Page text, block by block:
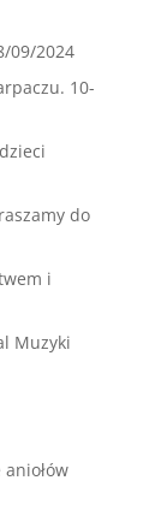
09/2024
10-
do
i
Muzyki